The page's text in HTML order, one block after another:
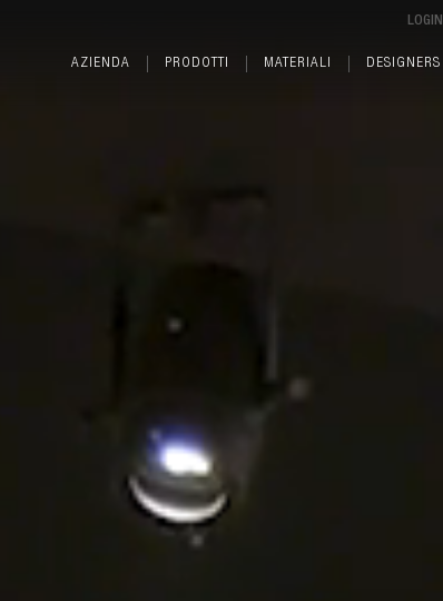
LOGIN
AZIENDA PRODOTTI MATERIALI DESIGNERS